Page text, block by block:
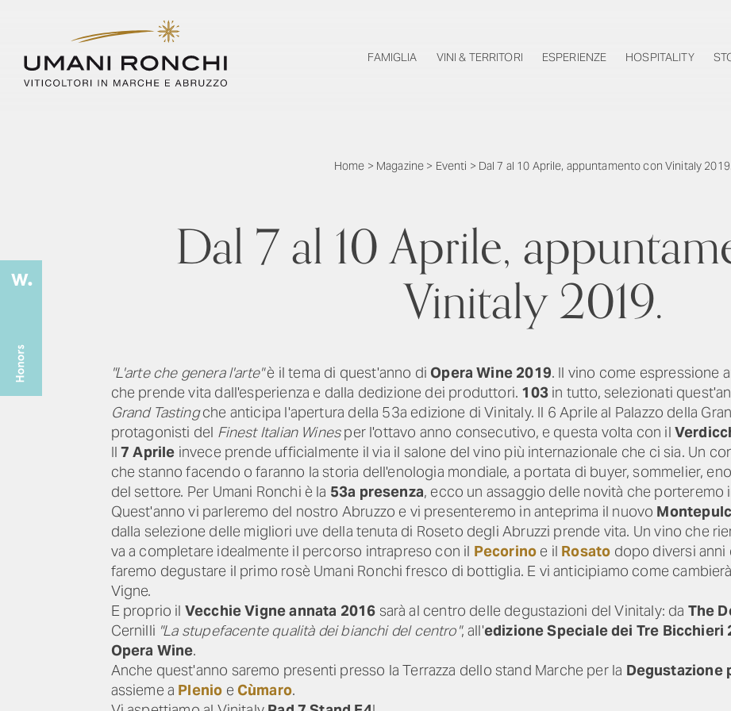
FAMIGLIA VINI & TERRITORI ESPERIENZE HOSPITALITY
Home > Magazine > Eventi > Dal 7 al 10 Aprile, appuntamento con Vinitaly 2019.
Dal 7 al 10 Aprile,
Vinitaly 2019.
"L'arte che genera l'arte"è il tema di quest'anno diOpera Wine 2019. Il vino come espressione
che prende vita dall'esperienza e dalla dedizione dei produttori. 103 in tutto, selezionati
Grand Tastingche anticipa l'apertura della 53a edizione di Vinitaly. Il 6 Aprile al Palazzo della
protagonisti del Finest Italian Winesper l'ottavo anno consecutivo, e questa volta con il
Il7 Aprile invece prende ufficialmente il via il salone del vino più internazionale che ci sia. Un
che stanno facendo o faranno la storia dell'enologia mondiale, a portata di buyer, sommelier,
del settore. Per Umani Ronchi è la 53a presenza, ecco un assaggio delle novità che porteremo
Quest'anno vi parleremo del nostro Abruzzo e vi presenteremo in anteprima il nuovo
dalla selezione delle migliori uve della tenuta di Roseto degli Abruzzi prende vita. Un vino che
va a completare idealmente il percorso intrapreso con il Pecorino e il Rosato dopo diversi anni
faremo degustare il primo rosè Umani Ronchi fresco di bottiglia. E vi anticipiamo come
Vigne.
E proprio il Vecchie Vigne annata 2016 sarà al centro delle degustazioni del Vinitaly: da The
Cernilli "La stupefacente qualità dei bianchi del centro", all'edizione Speciale dei Tre Bicchieri
Opera Wine.
Anche quest'anno saremo presenti presso la Terrazza dello stand Marche per la Degustazione
assieme a Plenio e Cùmaro.